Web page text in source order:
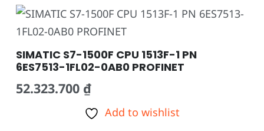
SIMATIC S7-1500F CPU 1513F-1 PN
6ES7513-1FL02-0AB0 PROFINET
52.323.700 ₫
Add to wishlist